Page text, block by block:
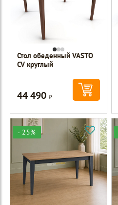
Стол обеденный VASTO
CV круглый
44 490Р
- 25%